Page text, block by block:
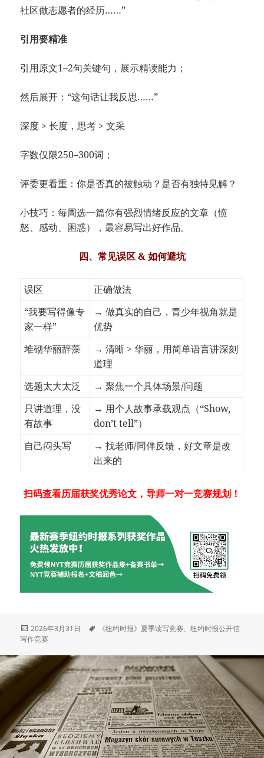
社区做志愿者的经历……”
引用要精准
引用原文1–2句关键句，展示精读能力；
然后展开：“这句话让我反思……”
深度 > 长度，思考 > 文采
字数仅限250–300词；
评委更看重：你是否真的被触动？是否有独特见解？
小技巧：每周选一篇你有强烈情绪反应的文章（愤
怒、感动、困惑），最容易写出好作品。
四、常见误区 & 如何避坑
误区
正确做法
“我要写得像专
家一样”
→ 做真实的自己，青少年视角就是
优势
堆砌华丽辞藻
→ 清晰 > 华丽，用简单语言讲深刻
道理
选题太大太泛
→ 聚焦一个具体场景/问题
只讲道理，没
有故事
→ 用个人故事承载观点（“Show,
don’t tell”）
自己闷头写
→ 找老师/同伴反馈，好文章是改
出来的
扫码查看历届获奖优秀论文，导师一对一竞赛规划！
发
布
2026年3月31日
标《纽约时报》夏季读写竞赛、纽约时报公开信
写作竞赛